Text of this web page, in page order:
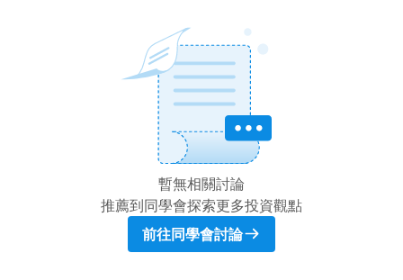
暫無相關討論
推薦到同學會探索更多投資觀點
前往同學會討論